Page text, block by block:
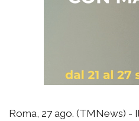
Roma, 27 ago. (TMNews) -